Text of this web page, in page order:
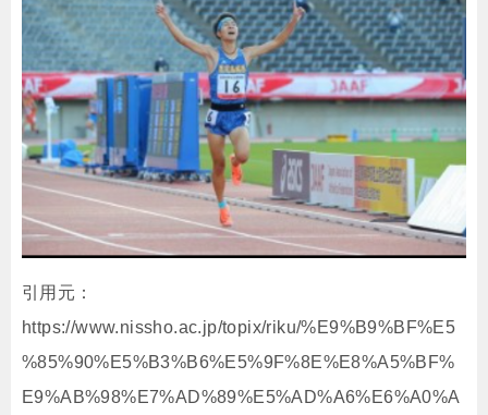
引用元：
https://www.nissho.ac.jp/topix/riku/%E9%B9%BF%E5
%85%90%E5%B3%B6%E5%9F%8E%E8%A5%BF%
E9%AB%98%E7%AD%89%E5%AD%A6%E6%A0%A